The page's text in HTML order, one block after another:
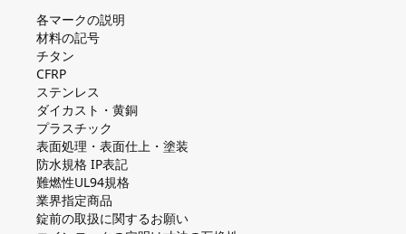
各マークの説明
材料の記号
チタン
CFRP
ステンレス
ダイカスト・⻩銅
プラスチック
表面処理・表面仕上・塗装
防⽔規格 IP表記
難燃性UL94規格
業界指定商品
錠前の取扱に関するお願い